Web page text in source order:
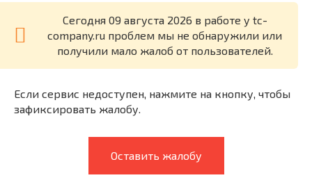
Cегодня 09 августа 2026 в работе у tc-
company.ru проблем мы не обнаружили или
получили мало жалоб от пользователей.
Если сервис недоступен, нажмите на кнопку, чтобы
зафиксировать жалобу.
Оставить жалобу